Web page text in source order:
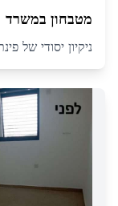
מטבחון במשרד
ניקיון יסודי של